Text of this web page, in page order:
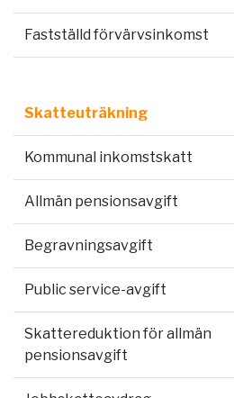
Fastställd förvärvsinkomst
Skatteuträkning
Kommunal inkomstskatt
Allmän pensionsavgift
Begravningsavgift
Public service-avgift
Skattereduktion för allmän
pensionsavgift